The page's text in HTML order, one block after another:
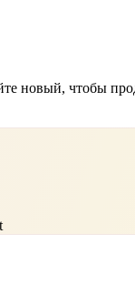
новый, чтобы